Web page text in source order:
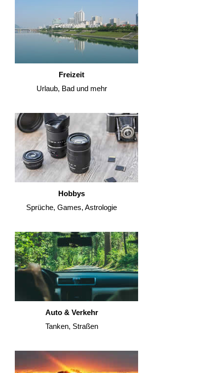
Freizeit
Urlaub, Bad und mehr
Hobbys
Sprüche, Games, Astrologie
Auto & Verkehr
Tanken, Straßen